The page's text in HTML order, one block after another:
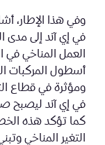
وفي هذا الإطار،
في إي آند إلى مدى
العمل المناخي في
أسطول المركبات
ومؤثرة في قطاع
في إي آند ليصبح
كما تؤكد هذه
التغير المناخي